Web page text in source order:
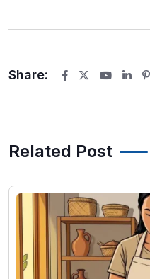
Share:
Youtube
Related Post